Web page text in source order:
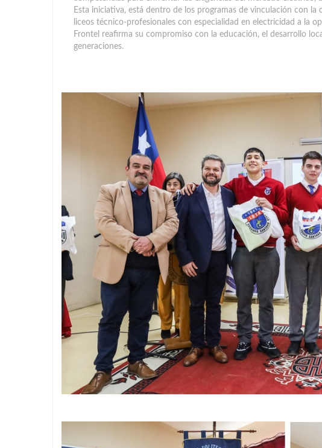
Esta iniciativa, está dentro de los programas de vinculación con
liceos técnico-profesionales con especialidad en electricidad a la
Frontel reafirma su compromiso con la educación, el desarrollo
generaciones.